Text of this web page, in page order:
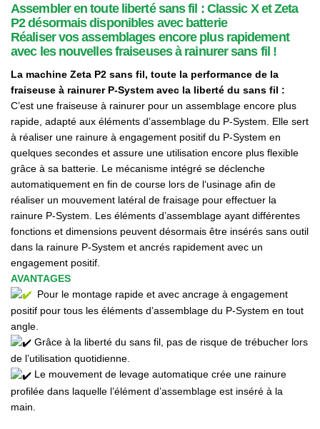
Assembler en toute liberté sans fil : Classic X et Zeta
P2 désormais disponibles avec batterie
Réaliser vos assemblages encore plus rapidement
avec les nouvelles fraiseuses à rainurer sans fil !
La machine Zeta P2 sans fil, toute la performance de la
fraiseuse à rainurer P-System avec la liberté du sans fil :
C’est une fraiseuse à rainurer pour un assemblage encore plus
rapide, adapté aux éléments d’assemblage du P-System . Elle sert
à réaliser une rainure à engagement positif du P-System en
quelques secondes et assure une utilisation encore plus flexible
grâce à sa batterie. Le mécanisme intégré se déclenche
automatiquement en fin de course lors de l‘usinage afin de
réaliser un mouvement latéral de fraisage pour effectuer la
rainure P-System. Les éléments d’assemblage ayant différentes
fonctions et dimensions peuvent désormais être insérés sans outil
dans la rainure P-System et ancrés rapidement avec un
engagement positif.
AVANTAGES
Pour le montage rapide et avec ancrage à engagement
positif pour tous les éléments d’assemblage du P-System en tout
angle.
Grâce à la liberté du sans fil, pas de risque de trébucher lors
de l’utilisation quotidienne.
Le mouvement de levage automatique crée une rainure
profilée dans laquelle l’élément d’assemblage est inséré à la
main.